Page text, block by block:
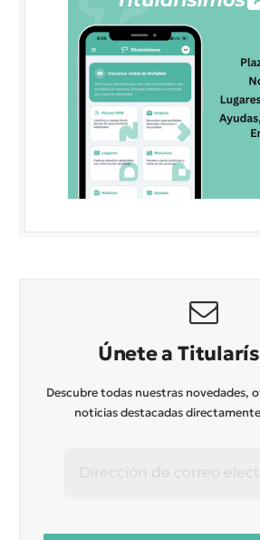
Únete a
Descubre todas nuestras novedades,
noticias destacadas